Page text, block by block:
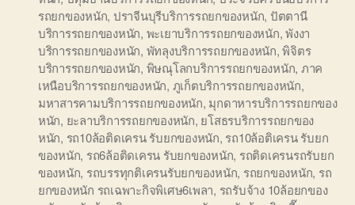
รถยกของหนัก, ปราจีนบุรีบริการรถยกของหนัก, ปัตตานี
บริการรถยกของหนัก, พะเยาบริการรถยกของหนัก,พังงา
บริการรถยกของหนัก, พัทลุงบริการรถยกของหนัก,พิจิตร
บริการรถยกของหนัก, พิษณุโลกบริการรถยกของหนัก, ภาค
เหนือบริการรถยกของหนัก, ภูเก็ตบริการรถยกของหนัก,
มหาสารคามบริการรถยกของหนัก, มุกดาหารบริการรถยกของ
หนัก, ยะลาบริการรถยกของหนัก, ยโสธรบริการรถยกของ
หนัก, รถ10ล้อติดเครน รับยกของหนัก, รถ10ล้อติเครน รับยก
ของหนัก, รถ6ล้อติดเครน รับยกของหนัก, รถติดเครนรถรับยก
ของหนัก, รถบรรทุกติเครนรับยกของหนัก, รถยกของหนัก, รถ
ยกของหนัก รถเฉพาะกิจพิเศษ6เพลา, รถรับจ้าง 10ล้อยกของ